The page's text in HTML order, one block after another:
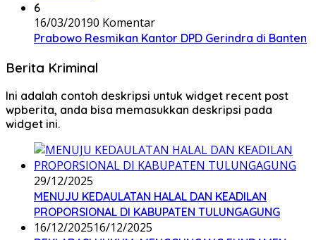
6
16/03/20190 Komentar
Prabowo Resmikan Kantor DPD Gerindra di Banten
Berita Kriminal
Ini adalah contoh deskripsi untuk widget recent post
wpberita, anda bisa memasukkan deskripsi pada
widget ini.
29/12/2025
MENUJU KEDAULATAN HALAL DAN KEADILAN
PROPORSIONAL DI KABUPATEN TULUNGAGUNG
16/12/202516/12/2025